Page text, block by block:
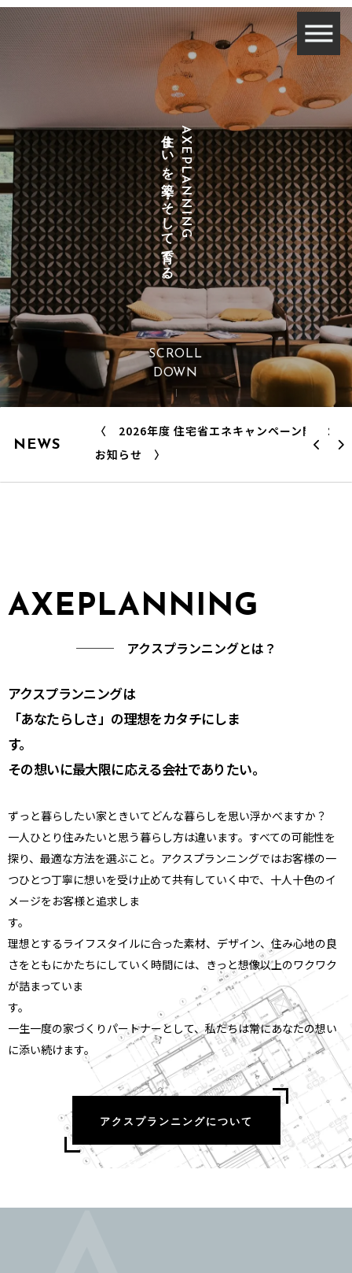
AXEPLANNING
住まいを築く・そして育てる。
NEWS
すきま風を追跡する──古い家の「見えない
穴」はどこにある？
花粉の季節、窓を開けられない──換気と断
熱を両立する方法
〈 2026年度 住宅省エネキャンペーン開始の
お知らせ 〉
からできる3つの見直し
築20年の家、断熱リフォームはどこから？
断熱リフォーム、実は失敗も多い──よくあ
ると何が起きるか
給湯器が壊れた朝──冬の水回りトラブルと
緊急対応マニュアル
築30年の家が冬に弱い3つの理由──断熱基準
すきま風を追跡する──古い家の「見えない
穴」はどこにある？
花粉の季節、窓を開けられない──換気と断
熱を両立する方法
SCROLL
DOWN
AXEPLANNING
─── アクスプランニングとは？
アクスプランニングは
「あなたらしさ」の理想をカタチにしま
す
その想いに最大限に応える会社でありたい。
ずっと暮らしたい家ときいてどんな暮らしを思い浮かべますか？
一人ひとり住みたいと思う暮らし方は違います。すべての可能性を
探り、最適な方法を選ぶこと。アクスプランニングではお客様の一
つひとつ丁寧に想いを受け止めて共有していく中で、十人十色のイ
メージをお客様と追求しま
す
理想とするライフスタイルに合った素材、デザイン、住み心地の良
さをともにかたちにしていく時間には、きっと想像以上のワクワク
が詰まっていま
す
一生一度の家づくりパートナーとして、私たちは常にあなたの想い
に添い続けます。
アクスプランニングについて